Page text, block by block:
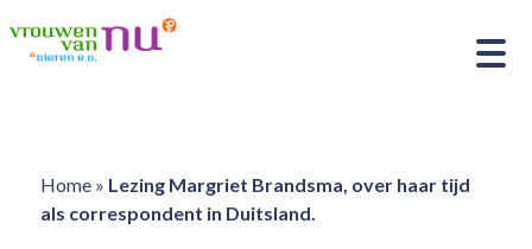
Home» Lezing Margriet Brandsma, over haar tijd
als correspondent in Duitsland.